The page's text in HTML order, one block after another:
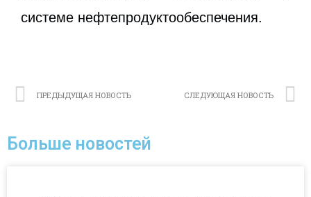
системе нефтепродуктообеспечения.
ПРЕДЫДУЩАЯ НОВОСТЬ СЛЕДУЮЩАЯ НОВОСТЬ
Больше новостей